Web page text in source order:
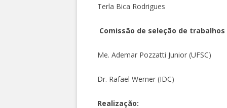
Terla Bica Rodrigues
Comissão de seleção de
Me. Ademar Pozzatti Junior (UFSC)
Dr. Rafael Werner (IDC)
Realização: